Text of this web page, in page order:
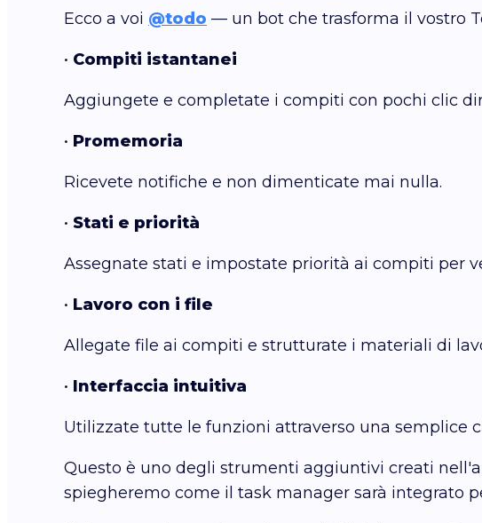
Ecco a voi @todo — un bot che trasforma il vostro
• Compiti istantanei
Aggiungete e completate i compiti con pochi clic
• Promemoria
Ricevete notifiche e non dimenticate mai nulla.
• Stati e priorità
Assegnate stati e impostate priorità ai compiti per
• Lavoro con i file
Allegate file ai compiti e strutturate i materiali di
• Interfaccia intuitiva
Utilizzate tutte le funzioni attraverso una semplice
Questo è uno degli strumenti aggiuntivi creati
spiegheremo come il task manager sarà integrato